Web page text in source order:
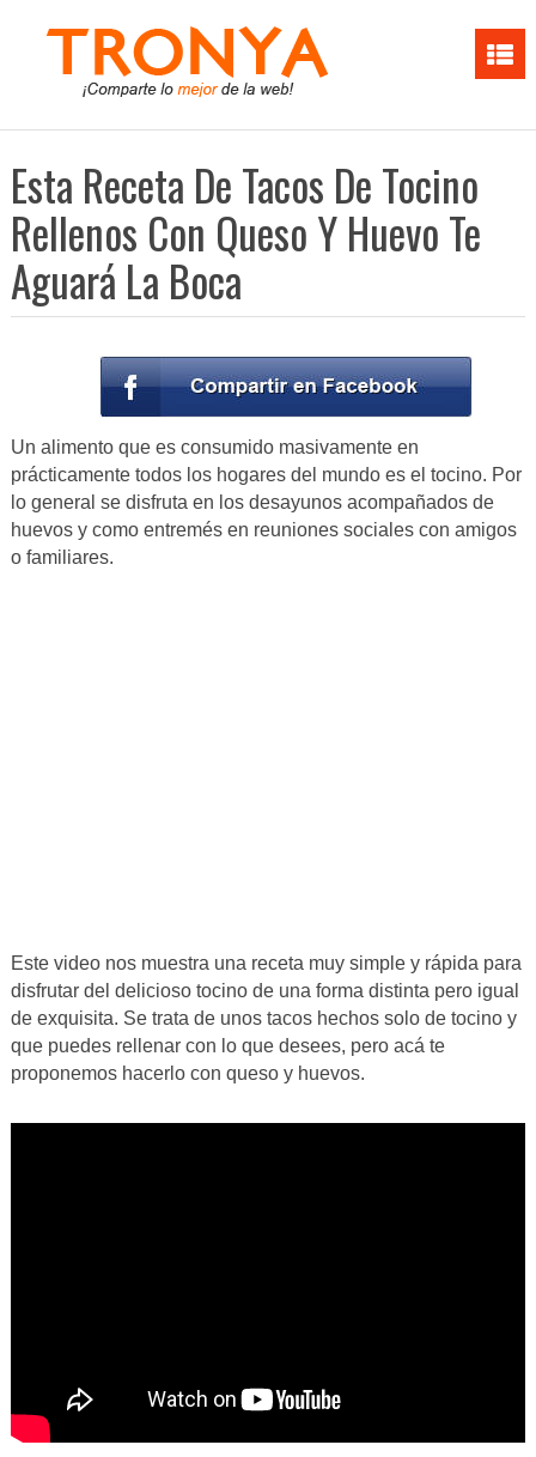
Esta Receta De Tacos De Tocino
Rellenos Con Queso Y Huevo Te
Aguará La Boca
Un alimento que es consumido masivamente en
prácticamente todos los hogares del mundo es el tocino. Por
lo general se disfruta en los desayunos acompañados de
huevos y como entremés en reuniones sociales con amigos
o familiares.
Este video nos muestra una receta muy simple y rápida para
disfrutar del delicioso tocino de una forma distinta pero igual
de exquisita. Se trata de unos tacos hechos solo de tocino y
que puedes rellenar con lo que desees, pero acá te
proponemos hacerlo con queso y huevos.